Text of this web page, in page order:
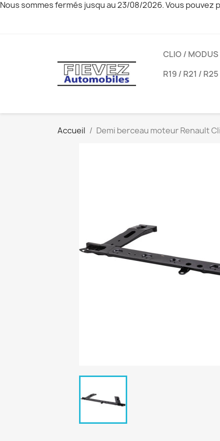
Nous sommes fermés jusqu au 23/08/2026. Vous
CLIO /
R19 / R21 /
Accueil Demi berceau moteur Renault